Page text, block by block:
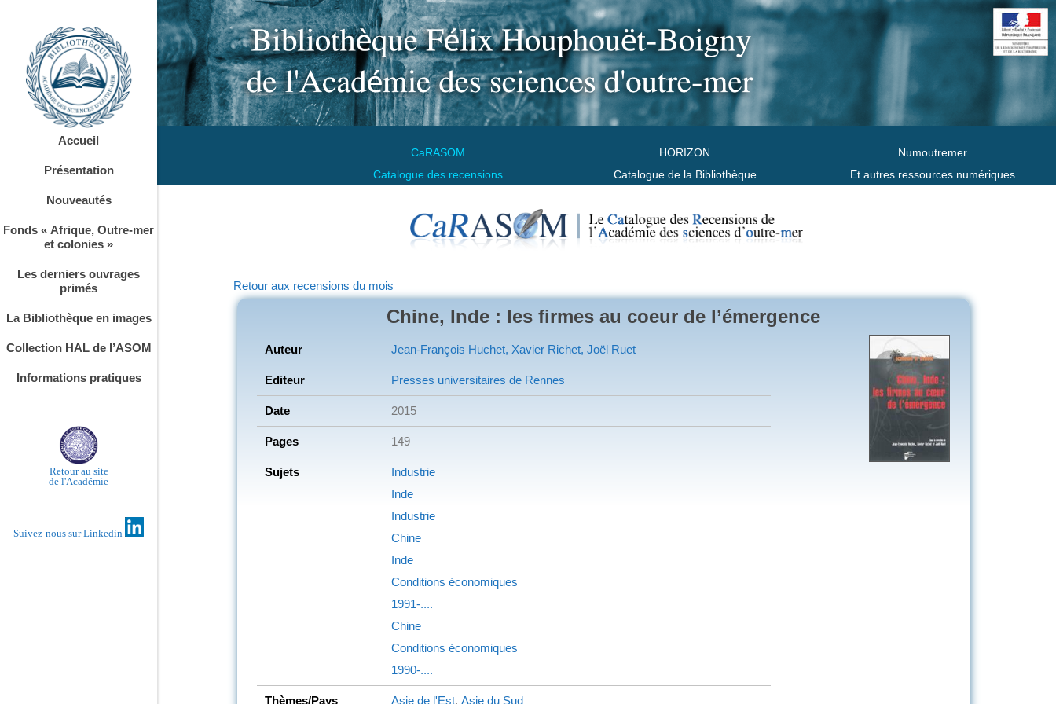
CaRASOM
Catalogue des recensions
HORIZON
Catalogue de la Bibliothèque
Numoutremer
Et autres ressources numériques
Accueil
Présentation
Nouveautés
Fonds « Afrique, Outre-mer
et colonies »
Les derniers ouvrages
primés
La Bibliothèque en images
Collection HAL de l’ASOM
Informations pratiques
Retour au site
de l'Académie
Suivez-nous sur Linkedin
Retour aux recensions du mois
Chine, Inde : les firmes au coeur de l’émergence
Auteur Jean-François Huchet, Xavier Richet, Joël Ruet
Editeur Presses universitaires de Rennes
Date 2015
Pages 149
Sujets
Industrie
Inde
Industrie
Chine
Inde
Conditions économiques
1991-....
Chine
Conditions économiques
1990-....
Thèmes/Pays Asie de l'Est, Asie du Sud